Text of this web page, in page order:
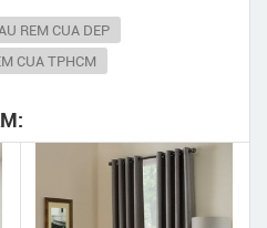
REM CUA DEP
CUA TPHCM